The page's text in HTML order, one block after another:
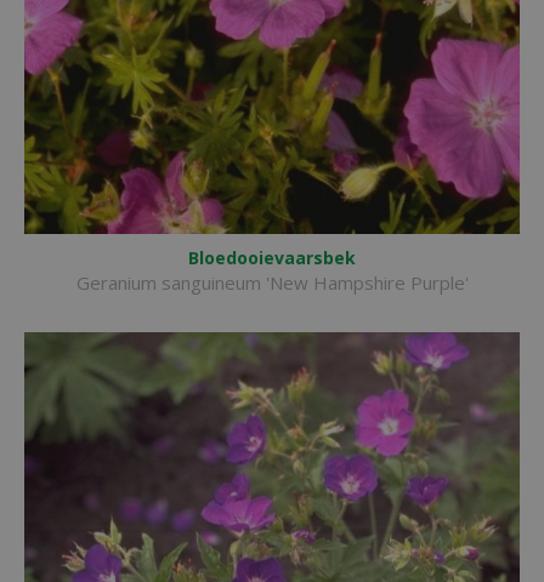
Bloedooievaarsbek
Geranium sanguineum 'New Hampshire Purple'